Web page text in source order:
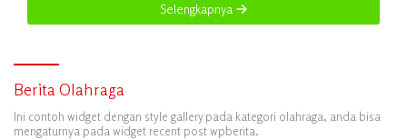
Selengkapnya
Berita Olahraga
Ini contoh widget dengan style gallery pada kategori olahraga, anda bisa
mengaturnya pada widget recent post wpberita.